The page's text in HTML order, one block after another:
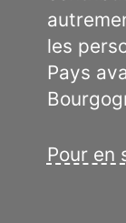
les
Pays
Pour en